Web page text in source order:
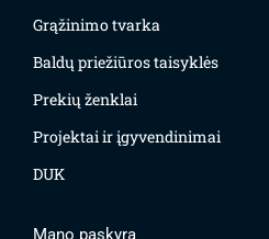
Grąžinimo tvarka
Baldų priežiūros taisyklės
Prekių ženklai
Projektai ir įgyvendinimai
DUK
Mano paskyra